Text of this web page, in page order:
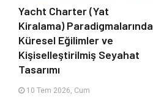
Yacht Charter (Yat
Kiralama) Paradigmalarında
Küresel Eğilimler ve
Kişiselleştirilmiş Seyahat
Tasarımı
10 Tem 2026, Cum